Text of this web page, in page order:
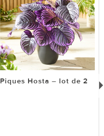
Piques Hosta – lot de 2